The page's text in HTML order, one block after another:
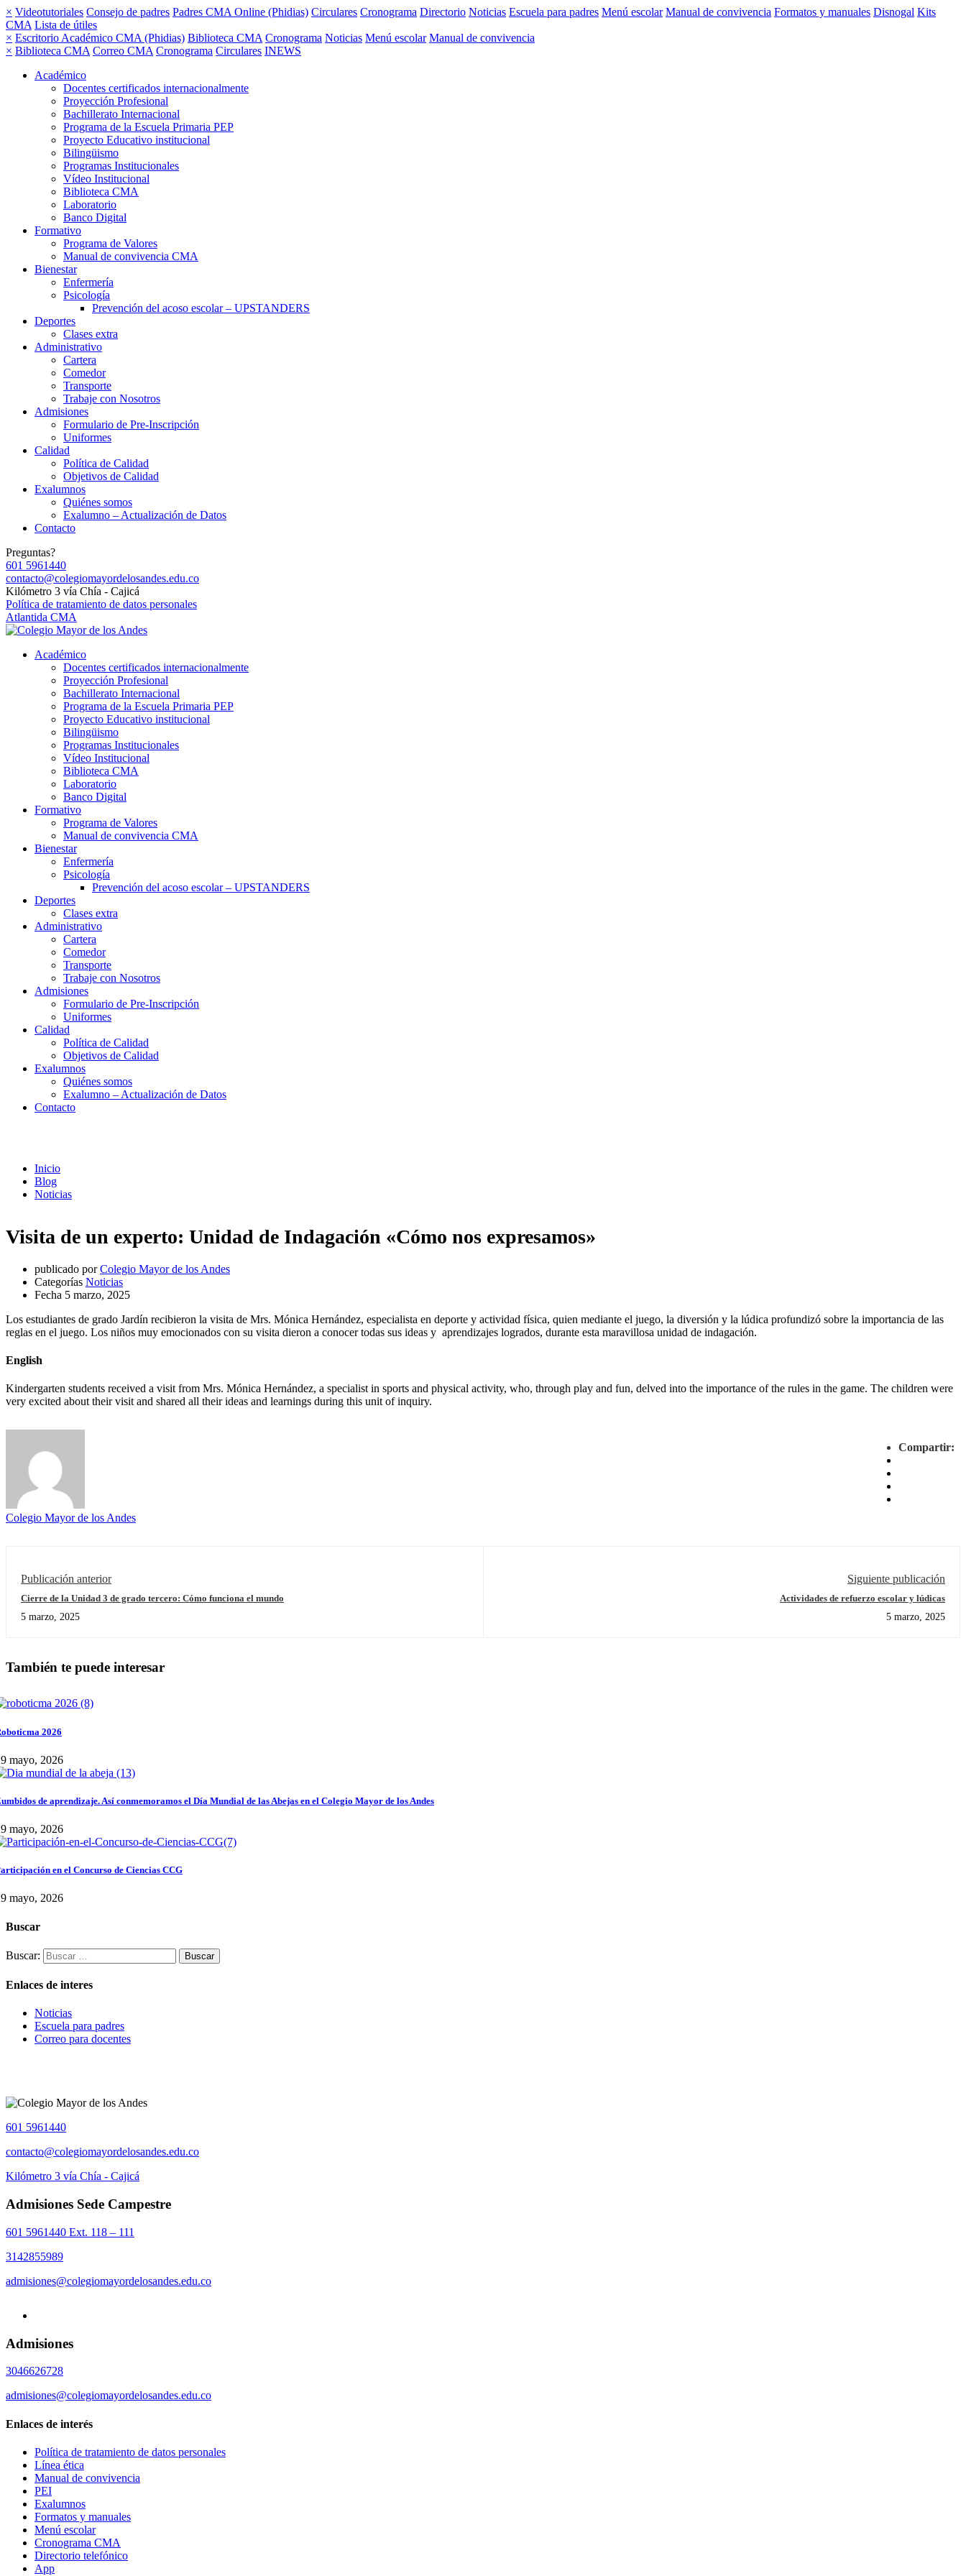
× Videotutoriales Consejo de padres Padres CMA Online (Phidias) Circulares Cronograma Directorio Noticias Escuela para padres Menú escolar Manual de convivencia Formatos y manuales Disnogal Kits
CMA Lista de útiles
× Escritorio Académico CMA (Phidias) Biblioteca CMA Cronograma Noticias Menú escolar Manual de convivencia
× Biblioteca CMA Correo CMA Cronograma Circulares INEWS
Académico
Docentes certificados internacionalmente
Proyección Profesional
Bachillerato Internacional
Programa de la Escuela Primaria PEP
Proyecto Educativo institucional
Bilingüismo
Programas Institucionales
Vídeo Institucional
Biblioteca CMA
Laboratorio
Banco Digital
Formativo
Programa de Valores
Manual de convivencia CMA
Bienestar
Enfermería
Psicología
Prevención del acoso escolar – UPSTANDERS
Deportes
Clases extra
Administrativo
Cartera
Comedor
Transporte
Trabaje con Nosotros
Admisiones
Formulario de Pre-Inscripción
Uniformes
Calidad
Política de Calidad
Objetivos de Calidad
Exalumnos
Quiénes somos
Exalumno – Actualización de Datos
Contacto
Preguntas?
601 5961440
contacto@colegiomayordelosandes.edu.co
Kilómetro 3 vía Chía - Cajicá
Política de tratamiento de datos personales
Atlantida CMA
Académico
Docentes certificados internacionalmente
Proyección Profesional
Bachillerato Internacional
Programa de la Escuela Primaria PEP
Proyecto Educativo institucional
Bilingüismo
Programas Institucionales
Vídeo Institucional
Biblioteca CMA
Laboratorio
Banco Digital
Formativo
Programa de Valores
Manual de convivencia CMA
Bienestar
Enfermería
Psicología
Prevención del acoso escolar – UPSTANDERS
Deportes
Clases extra
Administrativo
Cartera
Comedor
Transporte
Trabaje con Nosotros
Admisiones
Formulario de Pre-Inscripción
Uniformes
Calidad
Política de Calidad
Objetivos de Calidad
Exalumnos
Quiénes somos
Exalumno – Actualización de Datos
Contacto
Inicio
Blog
Noticias
Visita de un experto: Unidad de Indagación «Cómo nos expresamos»
publicado por Colegio Mayor de los Andes
Categorías Noticias
Fecha 5 marzo, 2025
Los estudiantes de grado Jardín recibieron la visita de Mrs. Mónica Hernández, especialista en deporte y actividad física, quien mediante el juego, la diversión y la lúdica profundizó sobre la importancia de las
reglas en el juego. Los niños muy emocionados con su visita dieron a conocer todas sus ideas y aprendizajes logrados, durante esta maravillosa unidad de indagación.
English
Kindergarten students received a visit from Mrs. Mónica Hernández, a specialist in sports and physical activity, who, through play and fun, delved into the importance of the rules in the game. The children were
very excited about their visit and shared all their ideas and learnings during this unit of inquiry.
Compartir:
Colegio Mayor de los Andes
Publicación anterior
Cierre de la Unidad 3 de grado tercero: Cómo funciona el mundo
5 marzo, 2025
Siguiente publicación
Actividades de refuerzo escolar y lúdicas
5 marzo, 2025
También te puede interesar
2026
mayo, 2026
de aprendizaje. Así conmemoramos el Día Mundial de las Abejas en el Colegio Mayor de los Andes
mayo, 2026
en el Concurso de Ciencias CCG
mayo, 2026
Buscar
Buscar:
Enlaces de interes
Noticias
Escuela para padres
Correo para docentes
601 5961440
contacto@colegiomayordelosandes.edu.co
Kilómetro 3 vía Chía - Cajicá
Admisiones Sede Campestre
601 5961440 Ext. 118 – 111
3142855989
admisiones@colegiomayordelosandes.edu.co
Admisiones
3046626728
admisiones@colegiomayordelosandes.edu.co
Enlaces de interés
Política de tratamiento de datos personales
Línea ética
Manual de convivencia
PEI
Exalumnos
Formatos y manuales
Menú escolar
Cronograma CMA
Directorio telefónico
App